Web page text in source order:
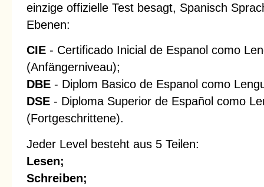
einzige offizielle Test besagt, Spanisch
Ebenen:
CIE - Certificado Inicial de Espanol como
(Anfängerniveau);
DBE - Diplom Basico de Espanol como
DSE - Diploma Superior de Español como
(Fortgeschrittene).
Jeder Level besteht aus 5 Teilen:
Lesen;
Schreiben;